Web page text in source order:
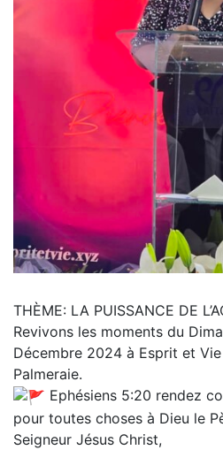
THÈME: LA PUISSANCE DE
Revivons les moments du
Décembre 2024 à Esprit et
Palmeraie.
Ephésiens 5:20 rendez
pour toutes choses à Dieu le
Seigneur Jésus Christ,